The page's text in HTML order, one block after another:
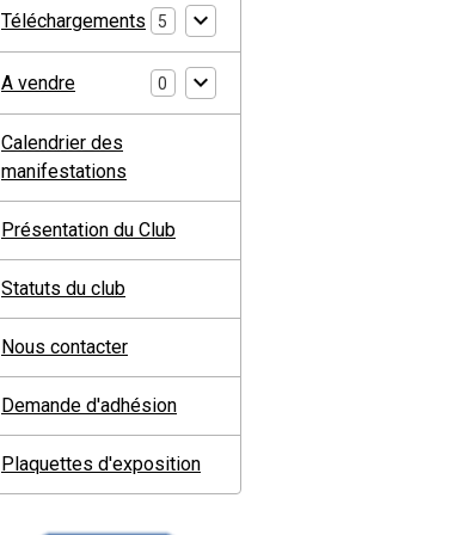
Téléchargements 5
A vendre 0
Calendrier des
manifestations
Présentation du Club
Statuts du club
Nous contacter
Demande d'adhésion
Plaquettes d'exposition